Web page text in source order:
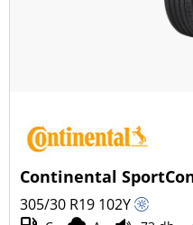
Continental
305/30 R19 102Y